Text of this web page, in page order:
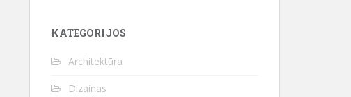
KATEGORIJOS
Architektūra
Dizainas